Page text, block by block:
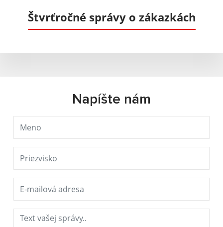
Štvrťročné správy o zákazkách
Napíšte nám